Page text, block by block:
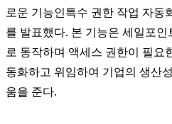
로운 기능인특수 권한 작업 자동
를 발표했다. 본 기능은 세일포인
로 동작하며 액세스 권한이 필요
동화하고 위임하여 기업의 생산
움을 준다.